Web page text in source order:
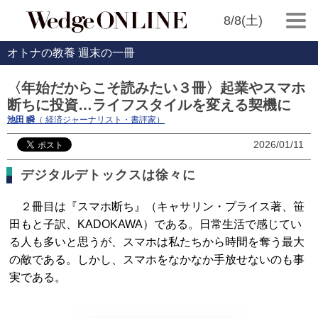
8/8(土)
オトナの教養 週末の一冊
〈年始だからこそ読みたい３冊〉起業やスマホ
断ちに投資…ライフスタイルを変える契機に
池田 瞬 （ 経済ジャーナリスト・書評家）
2026/01/11
デジタルデトックスは徐々に
２冊目は『スマホ断ち』（キャサリン・プライス著、笹
田もと子訳、KADOKAWA）である。日常生活で感じてい
る人も多いと思うが、スマホは私たちから時間を奪う最大
の敵である。しかし、スマホをなかなか手放せないのも事
実である。